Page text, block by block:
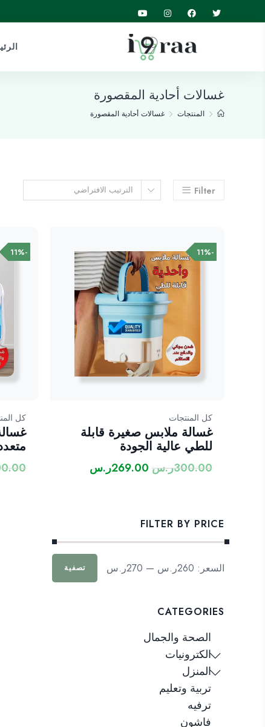
غسالات أحادية المقصورة
المنتجات غسالات أحادية المقصورة
Filter الترتيب الافتراضي
-11%
كل المنتجات
غسالة ملابس صغيرة قابلة
للطي عالية الجودة
300.00ر.س السعر
269.00ر.س
-11%
كل
FILTER BY PRICE
أدنى
سعر
أعلى
سعر
تصفية السعر: 260ر.س — 270ر.س
CATEGORIES
الصحة والجمال
الكترونيات
المنزل
تربية وتعليم
ترفيه
فاشون